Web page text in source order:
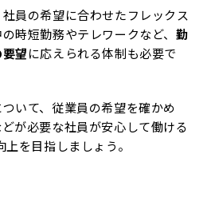
員の希望に合わせたフレックス
時短勤務やテレワークなど、勤
望に応えられる体制も必要で
いて、従業員の希望を確かめ
が必要な社員が安心して働ける
を目指しましょう。